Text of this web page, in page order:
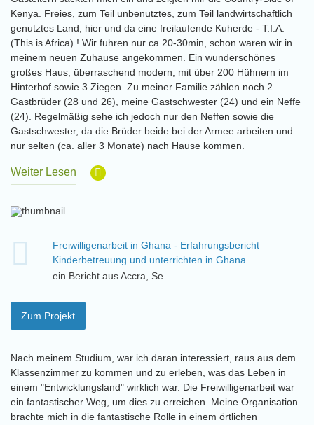
Kenya. Freies, zum Teil unbenutztes, zum Teil landwirtschaftlich
genutztes Land, hier und da eine freilaufende Kuherde - T.I.A.
(This is Africa) ! Wir fuhren nur ca 20-30min, schon waren wir in
meinem neuen Zuhause angekommen. Ein wunderschönes
großes Haus, überraschend modern, mit über 200 Hühnern im
Hinterhof sowie 3 Ziegen. Zu meiner Familie zählen noch 2
Gastbrüder (28 und 26), meine Gastschwester (24) und ein Neffe
(24). Regelmäßig sehe ich jedoch nur den Neffen sowie die
Gastschwester, da die Brüder beide bei der Armee arbeiten und
nur selten (ca. aller 3 Monate) nach Hause kommen.
Weiter Lesen
Freiwilligenarbeit in Ghana - Erfahrungsbericht
Kinderbetreuung und unterrichten in Ghana
ein Bericht aus Accra, Se
Zum Projekt
Nach meinem Studium, war ich daran interessiert, raus aus dem
Klassenzimmer zu kommen und zu erleben, was das Leben in
einem "Entwicklungsland" wirklich war. Die Freiwilligenarbeit war
ein fantastischer Weg, um dies zu erreichen. Meine Organisation
brachte mich in die fantastische Rolle in einem örtlichen